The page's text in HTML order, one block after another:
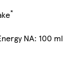
*
NA: 100 ml